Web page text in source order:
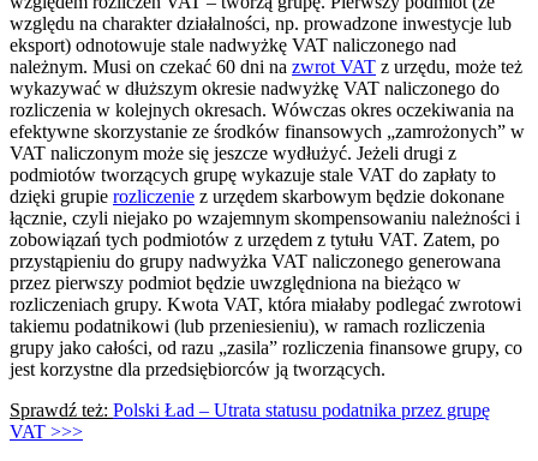
względu na charakter działalności, np. prowadzone inwestycje lub
eksport) odnotowuje stale nadwyżkę VAT naliczonego nad
należnym. Musi on czekać 60 dni na zwrot VAT z urzędu, może też
wykazywać w dłuższym okresie nadwyżkę VAT naliczonego do
rozliczenia w kolejnych okresach. Wówczas okres oczekiwania na
efektywne skorzystanie ze środków finansowych „zamrożonych” w
VAT naliczonym może się jeszcze wydłużyć. Jeżeli drugi z
podmiotów tworzących grupę wykazuje stale VAT do zapłaty to
dzięki grupie rozliczenie z urzędem skarbowym będzie dokonane
łącznie, czyli niejako po wzajemnym skompensowaniu należności i
zobowiązań tych podmiotów z urzędem z tytułu VAT. Zatem, po
przystąpieniu do grupy nadwyżka VAT naliczonego generowana
przez pierwszy podmiot będzie uwzględniona na bieżąco w
rozliczeniach grupy. Kwota VAT, która miałaby podlegać zwrotowi
takiemu podatnikowi (lub przeniesieniu), w ramach rozliczenia
grupy jako całości, od razu „zasila” rozliczenia finansowe grupy, co
jest korzystne dla przedsiębiorców ją tworzących.
Sprawdź też: Polski Ład – Utrata statusu podatnika przez grupę
VAT >>>